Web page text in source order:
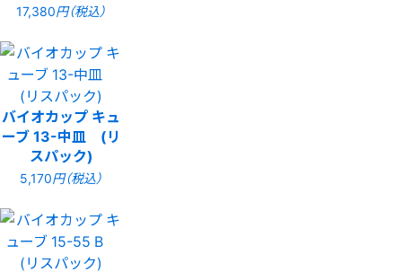
17,380円（税込）
バイオカップ キュ
ーブ 13-中皿 (リ
スパック)
5,170円（税込）